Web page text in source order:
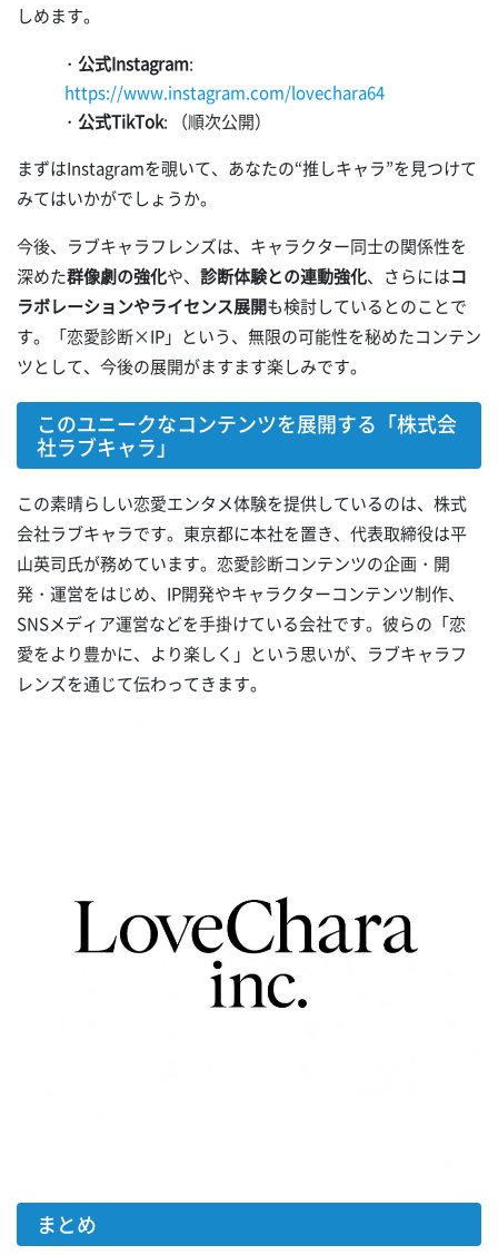
しめます。
・ 公式Instagram:
https://www.instagram.com/lovechara64
・ 公式TikTok: （順次公開）
まずはInstagramを覗いて、あなたの“推しキャラ”を見つけて
みてはいかがでしょうか。
今後、ラブキャラフレンズは、キャラクター同士の関係性を
深めた群像劇の強化や、 診断体験との連動強化、さらにはコ
ラボレーションやライセンス展開も検討しているとのことで
す。「恋愛診断×IP」という、無限の可能性を秘めたコンテン
ツとして、今後の展開がますます楽しみです。
このユニークなコンテンツを展開する「株式会
社ラブキャラ」
この素晴らしい恋愛エンタメ体験を提供しているのは、株式
会社ラブキャラです。東京都に本社を置き、代表取締役は平
山英司氏が務めています。恋愛診断コンテンツの企画・開
発・運営をはじめ、IP開発やキャラクターコンテンツ制作、
SNSメディア運営などを手掛けている会社です。彼らの「恋
愛をより豊かに、より楽しく」という思いが、ラブキャラフ
レンズを通じて伝わってきます。
まとめ